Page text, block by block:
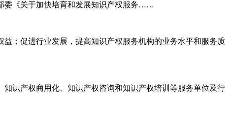
委《关于加快培育和发展知识产权服务……
；促进行业发展，提高知识产权服务机构的业务水平和服务质
识产权商用化、知识产权咨询和知识产权培训等服务单位及行